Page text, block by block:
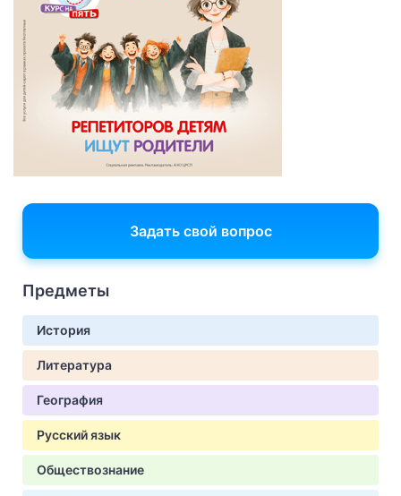
Задать свой вопрос
Предметы
История
Литература
География
Русский язык
Обществознание